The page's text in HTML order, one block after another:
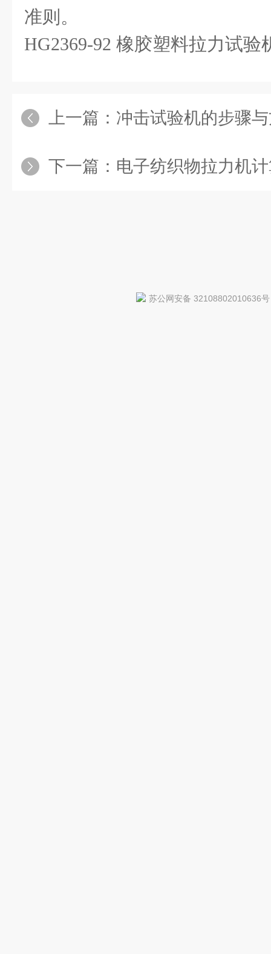
准则。
HG2369-92 橡胶塑料拉力试验
上一篇： 冲击试验机的步骤
下一篇： 电子纺织物拉力机
苏公网安备 32108802010636号